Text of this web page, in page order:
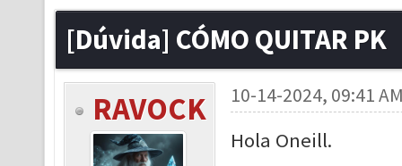
[Dúvida] CÓMO QUITAR PK
RAVOCK 10-14-2024, 09:41
Hola Oneill.